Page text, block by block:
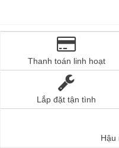
Thanh toán linh hoạt
Lắp đặt tận tình
Hậu